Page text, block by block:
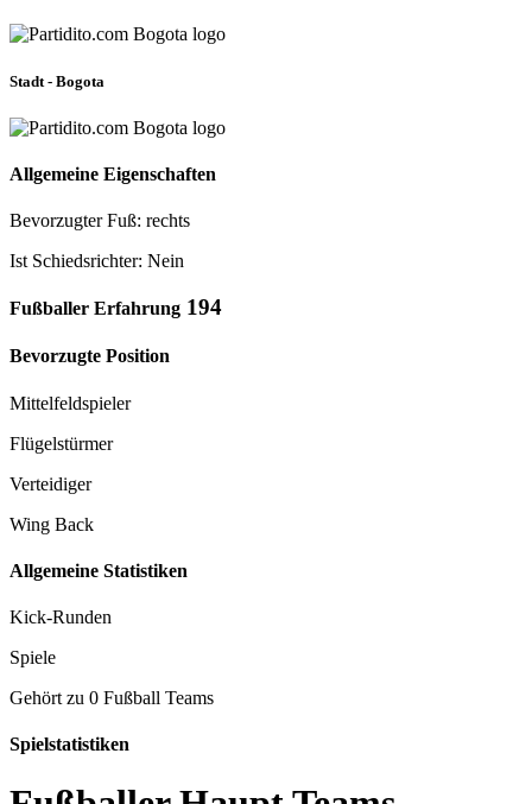
Stadt - Bogota
Allgemeine Eigenschaften
Bevorzugter Fuß: rechts
Ist Schiedsrichter: Nein
Fußballer Erfahrung 194
Bevorzugte Position
Mittelfeldspieler
Flügelstürmer
Verteidiger
Wing Back
Allgemeine Statistiken
Kick-Runden
Spiele
Gehört zu 0 Fußball Teams
Spielstatistiken